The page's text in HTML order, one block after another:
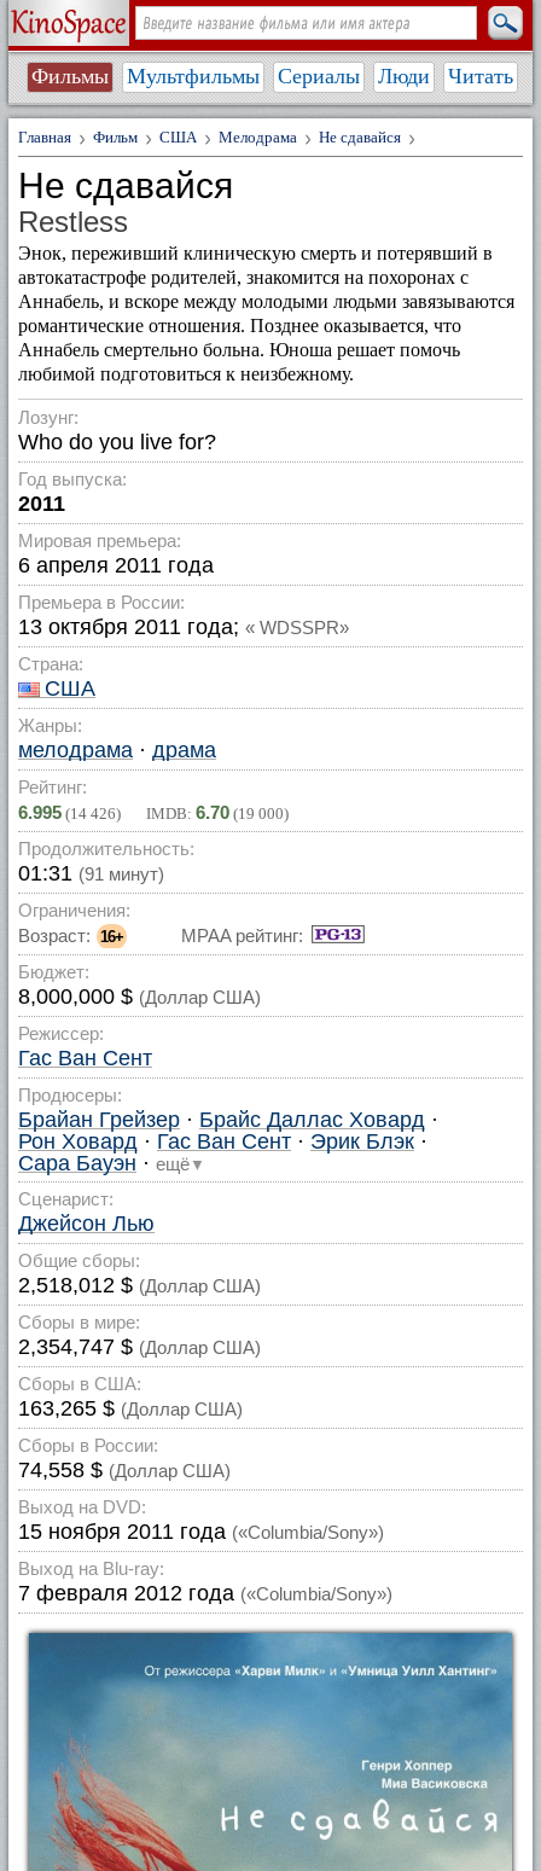
Фильмы Мультфильмы Сериалы Люди Читать
Главная Фильм США Мелодрама Не сдавайся
Не сдавайся
Restless
Энок, переживший клиническую смерть и потерявший в
автокатастрофе родителей, знакомится на похоронах с
Аннабель, и вскоре между молодыми людьми завязываются
романтические отношения. Позднее оказывается, что
Аннабель смертельно больна. Юноша решает помочь
любимой подготовиться к неизбежному.
Лозунг:
Who do you live for?
Год выпуска:
2011
Мировая премьера:
6 апреля 2011 года
Премьера в России:
13 октября 2011 года; « WDSSPR»
Страна:
США
Жанры:
мелодрама · драма
Рейтинг:
6.995 (14 426) IMDB: 6.70 (19 000)
Продолжительность:
01:31 (91 минут)
Ограничения:
Возраст: 16+
MPAA рейтинг:
Бюджет:
8,000,000 $ (Доллар США)
Режиссер:
Гас Ван Сент
Продюсеры:
Брайан Грейзер · Брайс Даллас Ховард ·
Рон Ховард · Гас Ван Сент · Эрик Блэк ·
Сара Бауэн · ещё ▼
Сценарист:
Джейсон Лью
Общие сборы:
2,518,012 $ (Доллар США)
Сборы в мире:
2,354,747 $ (Доллар США)
Сборы в США:
163,265 $ (Доллар США)
Сборы в России:
74,558 $ (Доллар США)
Выход на DVD:
15 ноября 2011 года («Columbia/Sony»)
Выход на Blu-ray:
7 февраля 2012 года («Columbia/Sony»)